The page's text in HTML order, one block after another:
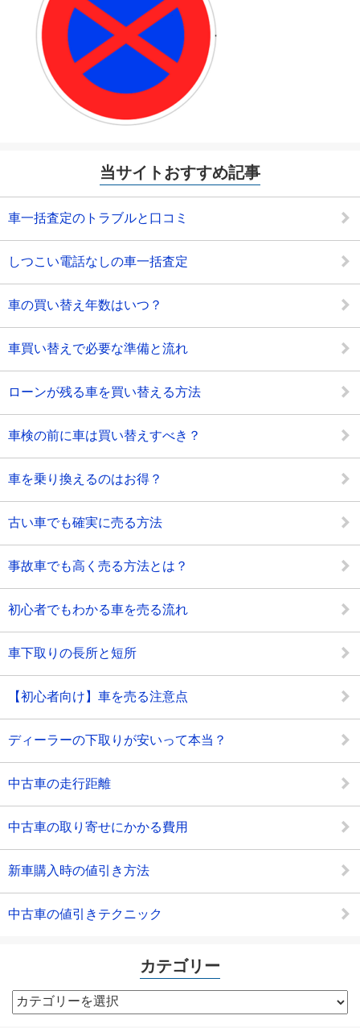
当サイトおすすめ記事
車一括査定のトラブルと口コミ
しつこい電話なしの車一括査定
車の買い替え年数はいつ？
車買い替えで必要な準備と流れ
ローンが残る車を買い替える方法
車検の前に車は買い替えすべき？
車を乗り換えるのはお得？
古い車でも確実に売る方法
事故車でも高く売る方法とは？
初心者でもわかる車を売る流れ
車下取りの長所と短所
【初心者向け】車を売る注意点
ディーラーの下取りが安いって本当？
中古車の走行距離
中古車の取り寄せにかかる費用
新車購入時の値引き方法
中古車の値引きテクニック
カテゴリー
カ
テ